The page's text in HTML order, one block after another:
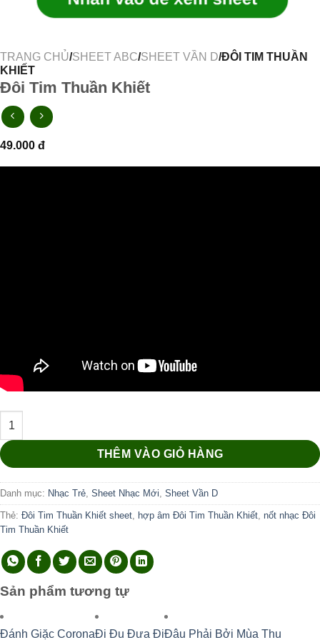
TRANG CHỦ/SHEET ABC/SHEET VẦN D/ĐÔI TIM THUẦN
KHIẾT
Đôi Tim Thuần Khiết
49.000 đ
Đôi Tim Thuần Khiết số lượng
THÊM VÀO GIỎ HÀNG
Danh mục: Nhạc Trẻ, Sheet Nhạc Mới, Sheet Vần D
Thẻ: Đôi Tim Thuần Khiết sheet, hợp âm Đôi Tim Thuần Khiết, nốt nhạc Đôi
Tim Thuần Khiết
Sản phẩm tương tự
Đánh Giặc CoronaĐi Đu Đưa ĐiĐâu Phải Bởi Mùa Thu